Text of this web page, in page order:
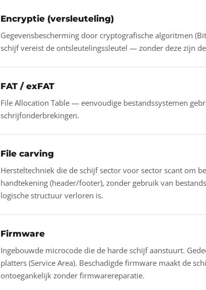
Encryptie (versleuteling)
Gegevensbescherming door cryptografische algoritmen
schijf vereist de ontsleutelingssleutel — zonder deze zijn
FAT / exFAT
File Allocation Table — eenvoudige bestandssystemen
schrijfonderbrekingen.
File carving
Hersteltechniek die de schijf sector voor sector scant om
handtekening (header/footer), zonder gebruik van
logische structuur verloren is.
Firmware
Ingebouwde microcode die de harde schijf aanstuurt.
platters (Service Area). Beschadigde firmware maakt de
ontoegankelijk zonder firmwarereparatie.